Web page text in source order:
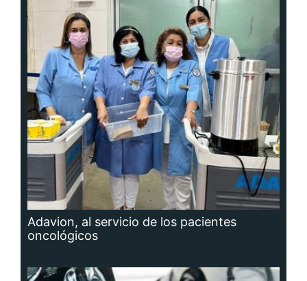
Adavion, al servicio de los pacientes
oncológicos